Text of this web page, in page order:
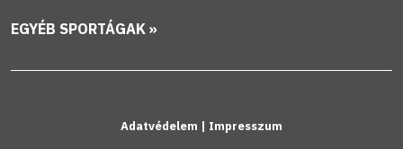
EGYÉB SPORTÁGAK »
Adatvédelem | Impresszum